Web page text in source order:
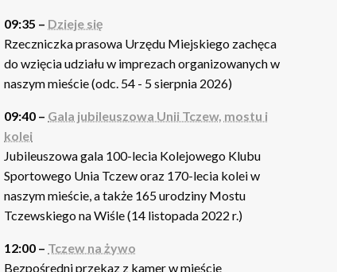
09:35 – Dzieje się
Rzeczniczka prasowa Urzędu Miejskiego zachęca
do wzięcia udziału w imprezach organizowanych w
naszym mieście (odc. 54 - 5 sierpnia 2026)
09:40 – Gala jubileuszowa Unii Tczew, mostu i
kolei
Jubileuszowa gala 100-lecia Kolejowego Klubu
Sportowego Unia Tczew oraz 170-lecia kolei w
naszym mieście, a także 165 urodziny Mostu
Tczewskiego na Wiśle (14 listopada 2022 r.)
12:00 – Tczew na żywo
Bezpośredni przekaz z kamer w mieście